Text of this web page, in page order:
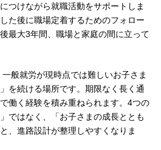
つけながら就職活動をサポートしま
た後に職場定着するためのフォロー
最大3年間、職場と家庭の間に立って
般就労が現時点では難しいお子さま
を続ける場所です。期限なく長く通
働く経験を積み重ねられます。4つの
ではなく、「お子さまの成長ととも
、進路設計が整理しやすくなりま